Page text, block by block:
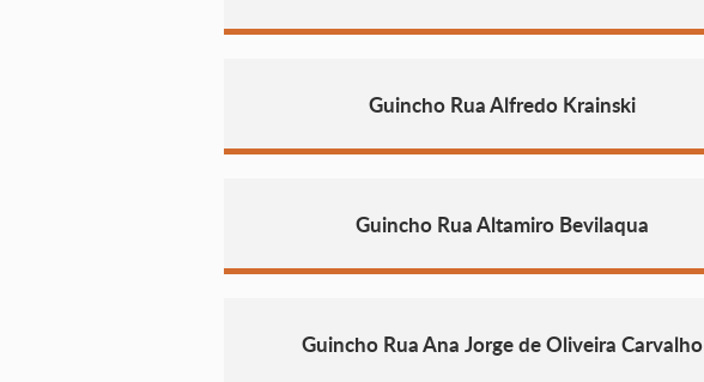
Guincho Rua Alfredo Krainski
Guincho Rua Altamiro Bevilaqua
Guincho Rua Ana Jorge de Oliveira Carvalho